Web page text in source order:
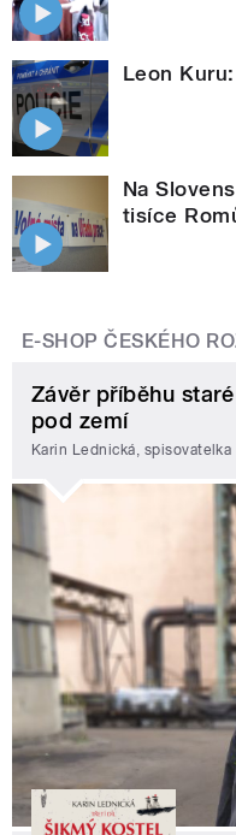
Leon
Na
tisíce
E-SHOP ČESKÉHO
Závěr příběhu
pod zemí
Karin Lednická, spisovatelka